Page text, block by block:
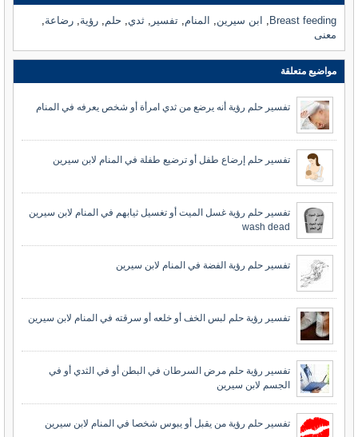
Breast feeding
, ابن سيرين, المنام,تفسير ,ثدي, حلم,رؤية,رضاعة,
معنى
مواضيع متعلقة
تفسير حلم رؤية أنه يرضع من ثدي امرأة أو شخص يعرفه في المنام
تفسير حلم إرضاع طفل أو ترضيع طفلة في المنام لابن سيرين
تفسير حلم رؤية غسل الميت أو تغسيل ثيابهم في المنام لابن سيرين
wash dead
تفسير حلم رؤية الفضة في المنام لابن سيرين
تفسير رؤية حلم لبس الخف أو خلعه أو سرقته في المنام لابن سيرين
تفسير رؤية حلم مرض السرطان في البطن أو في الثدي أو في
الجسم لابن سيرين
تفسير حلم رؤية من يقبل أو يبوس شخصا في المنام لابن سيرين